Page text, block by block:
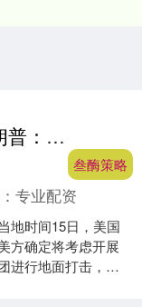
叁酶策略 特朗普：已授权中情局行动
叁酶策略
专业配资
地时间15日，美国
方确定将考虑开展
进行地面打击，并